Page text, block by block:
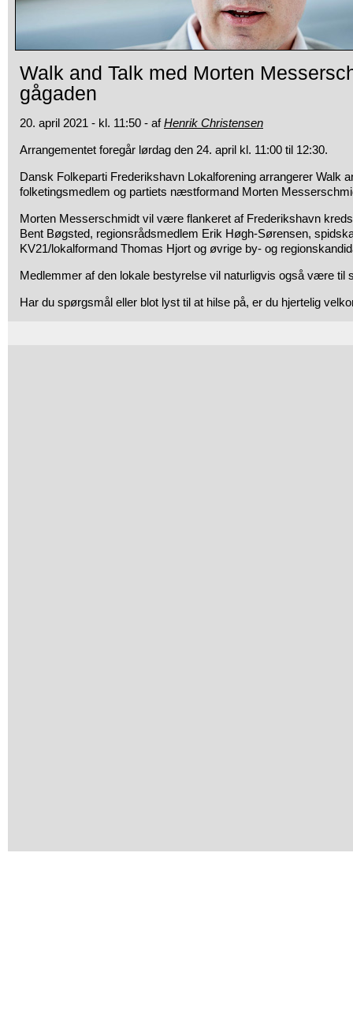
Walk and Talk med Morten
gågaden
20. april 2021 - kl. 11:50 - afHenrik Christensen
Arrangementet foregår lørdag den 24. april kl. 11:00 til 12:30.
Dansk Folkeparti Frederikshavn Lokalforening arrangerer Walk
folketingsmedlem og partiets næstformand Morten
Morten Messerschmidt vil være flankeret af Frederikshavn
Bent Bøgsted, regionsrådsmedlem Erik Høgh-Sørensen,
KV21/lokalformand Thomas Hjort og øvrige by- og
Medlemmer af den lokale bestyrelse vil naturligvis også være til
Har du spørgsmål eller blot lyst til at hilse på, er du hjertelig